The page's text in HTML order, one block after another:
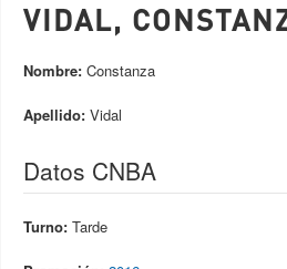
VIDAL,
Nombre: Constanza
Apellido: Vidal
Datos CNBA
Turno: Tarde